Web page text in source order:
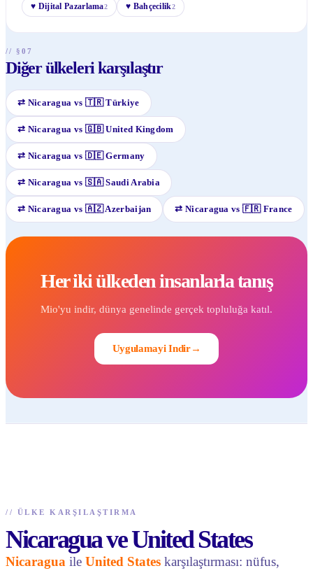
♥ Dijital Pazarlama2 ♥ Bahçecilik2
// §07
Diğer ülkeleri karşılaştır
⇄ Nicaragua vs 🇹🇷 Türkiye
⇄ Nicaragua vs 🇬🇧 United Kingdom
⇄ Nicaragua vs 🇩🇪 Germany
⇄ Nicaragua vs 🇸🇦 Saudi Arabia
⇄ Nicaragua vs 🇦🇿Azerbaijan ⇄Nicaragua vs 🇫🇷 France
Her iki ülkeden insanlarla tanış
Mio'yu indir, dünya genelinde gerçek topluluğa katıl.
Uygulamayi Indir→
// ÜLKE KARŞILAŞTIRMA
Nicaragua ve United States
Nicaragua ile United States karşılaştırması: nüfus,